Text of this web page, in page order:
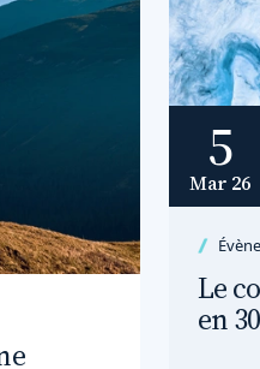
5
Mar 26
Le
en